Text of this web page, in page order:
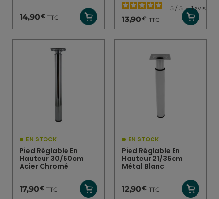
14,90€ TTC
5 / 5 - 1avis
13,90€ TTC
EN STOCK
Pied Réglable En
Hauteur 30/50cm
Acier Chromé
17,90€ TTC
EN STOCK
Pied Réglable En
Hauteur 21/35cm
Métal Blanc
12,90€ TTC